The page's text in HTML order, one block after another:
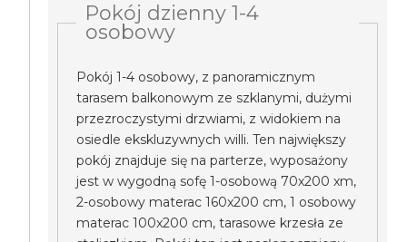
Pokój dzienny 1-4
osobowy
Pokój 1-4 osobowy, z panoramicznym
tarasem balkonowym ze szklanymi, dużymi
przezroczystymi drzwiami, z widokiem na
osiedle ekskluzywnych willi. Ten największy
pokój znajduje się na parterze, wyposażony
jest w wygodną sofę 1-osobową 70x200 xm,
2-osobowy materac 160x200 cm, 1 osobowy
materac 100x200 cm, tarasowe krzesła ze